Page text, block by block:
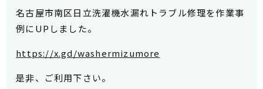
名古屋市南区日立洗濯機水漏れトラブル修理を作業事
例にUPしました。
https://x.gd/washermizumore
是非、ご利用下さい。